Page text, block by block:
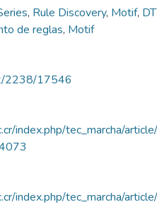
, Rule Discovery, Motif,
de reglas, Motif
2238/17546
index.php/tec_marcha/
index.php/tec_marcha/